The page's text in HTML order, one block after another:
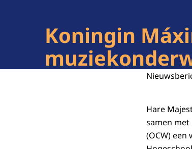
Koningin
Hare
samen met
(OCW)